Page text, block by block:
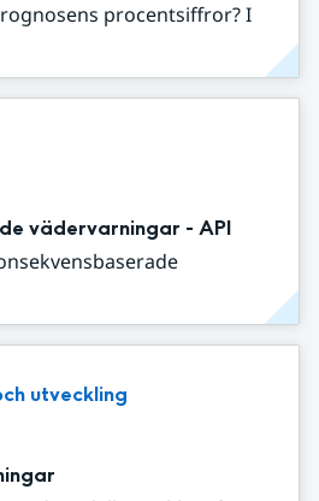
procentsiffror? I
vädervarningar - API
utveckling